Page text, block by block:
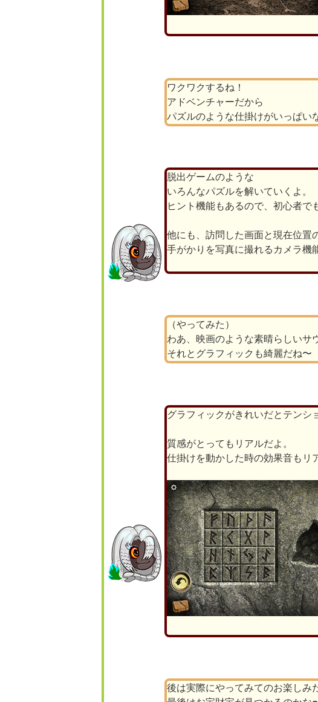
ワクワクするね！
アドベンチャーだから
パズルのような仕掛けがいっぱい
脱出ゲームのような
いろんなパズルを解いていくよ。
ヒント機能もあるので、初心者で
他にも、訪問した画面と現在位置
手がかりを写真に撮れるカメラ機
（やってみた）
わあ、映画のような素晴らしいサ
それとグラフィックも綺麗だね〜
グラフィックがきれいだとテンシ
質感がとってもリアルだよ。
仕掛けを動かした時の効果音もリ
後は実際にやってみてのお楽しみ